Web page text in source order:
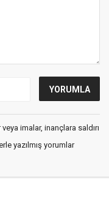
imalar, inançlara saldırı
yazılmış yorumlar